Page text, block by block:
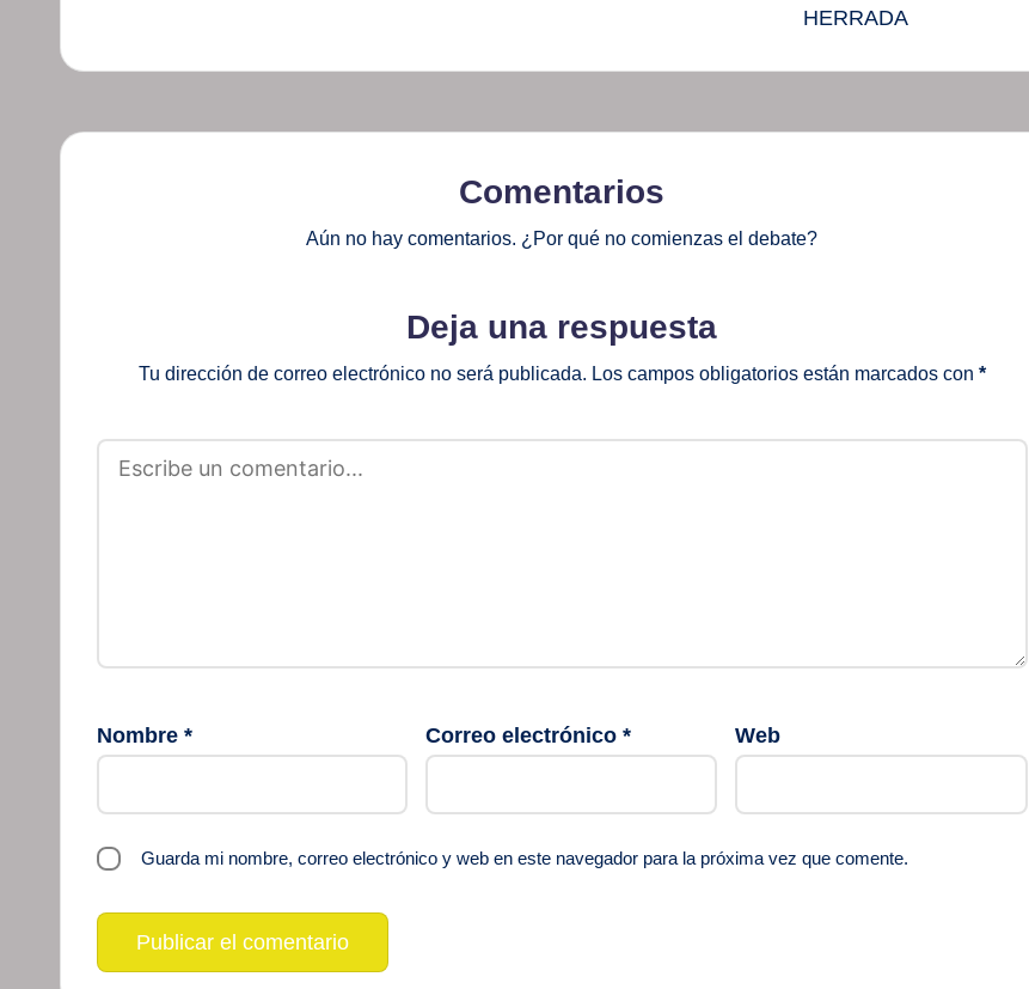
HERRADA
Comentarios
Aún no hay comentarios. ¿Por qué no comienzas el debate?
Deja una respuesta
Tu dirección de correo electrónico no será publicada. Los campos obligatorios están marcados con *
Nombre * Correo electrónico * Web
Guarda mi nombre, correo electrónico y web en este navegador para la próxima vez que comente.